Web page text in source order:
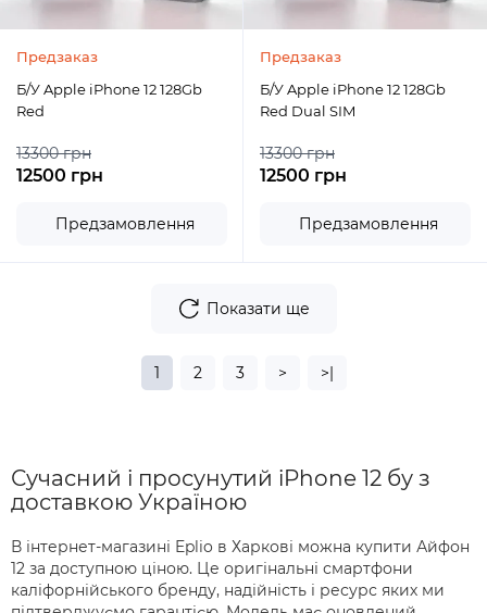
Предзаказ
Б/У Apple iPhone 12 128Gb
Red
13300 грн
12500 грн
Предзамовлення
Предзаказ
Б/У Apple iPhone 12 128Gb
Red Dual SIM
13300 грн
12500 грн
Предзамовлення
Показати ще
1 2 3 > >|
Сучасний і просунутий iPhone 12 бу з
доставкою Україною
В інтернет-магазині Eplio в Харкові можна купити Айфон
12 за доступною ціною. Це оригінальні смартфони
каліфорнійського бренду, надійність і ресурс яких ми